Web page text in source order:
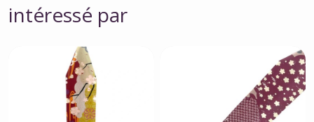
intéressé par